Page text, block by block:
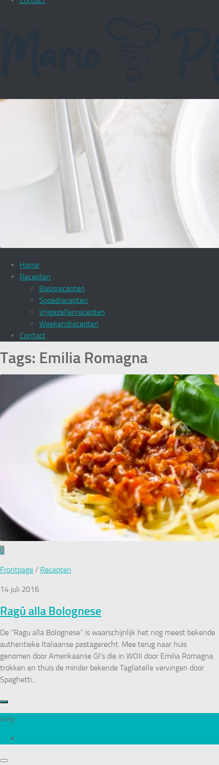
Home
Recepten
Basisrecepten
Spoedrecepten
Vrijgezellenrecepten
Weekendrecepten
Contact
Tags: Emilia Romagna
0
Frontpage / Recepten
14 juli 2016
Ragú alla Bolognese
De “Ragu alla Bolognese” is waarschijnlijk het nog meest bekende
authentieke Italiaanse pastagerecht. Mee terug naar huis
genomen door Amerikaanse GI’s die in WOII door Emilia Romagna
trokken en thuis de minder bekende Tagliatelle vervingen door
Spaghetti...
Volg: